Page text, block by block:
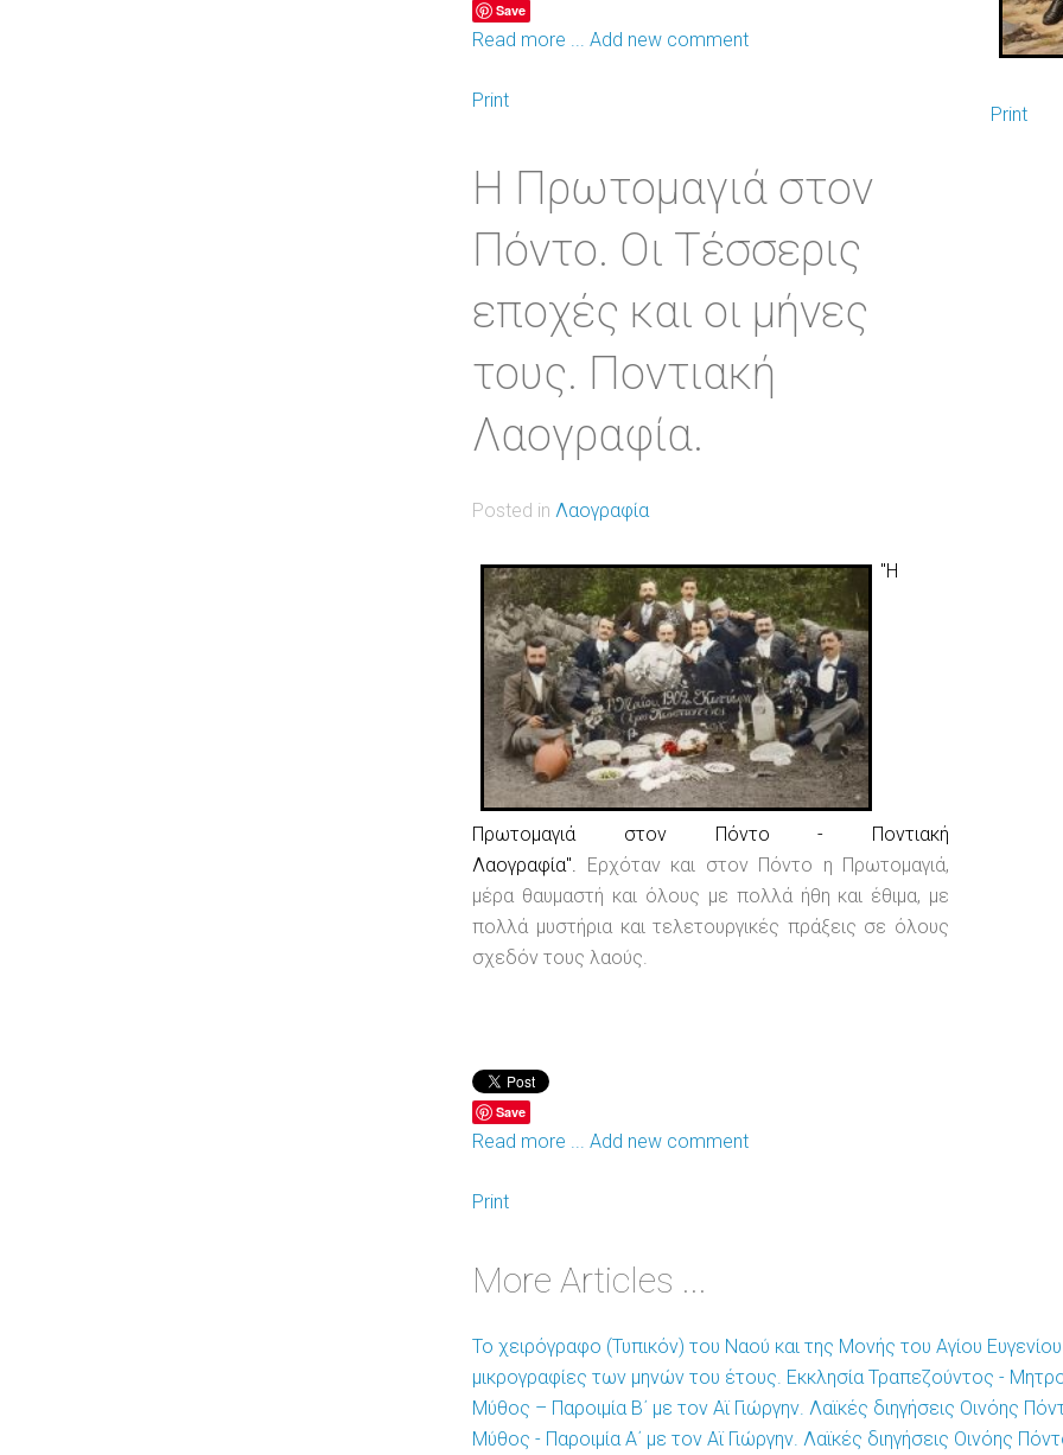
Save
Read more ... Add new comment
Print
Η Πρωτομαγιά στον
Πόντο. Οι Τέσσερις
εποχές και οι μήνες
τους. Ποντιακή
Λαογραφία.
Posted inΛαογραφία
"Η
Πρωτομαγιά στον Πόντο - Ποντιακή
Λαογραφία".
Ερχόταν και στον Πόντο η Πρωτομαγιά,
μέρα θαυμαστή και όλους με πολλά ήθη και έθιμα, με
πολλά μυστήρια και τελετουργικές πράξεις σε όλους
σχεδόν τους λαούς.
Save
Read more ... Add new comment
Print
Print
More Articles ...
Το χειρόγραφο (Τυπικόν) του Ναού και της Μονής του Αγίου
μικρογραφίες των μηνών του έτους. Εκκλησία Τραπεζούντος -
Μύθος – Παροιμία Β΄ με τον Αϊ Γιώργην. Λαϊκές διηγήσεις Οινόης
Μύθος - Παροιμία Α΄ με τον Αϊ Γιώργην. Λαϊκές διηγήσεις Οινόης